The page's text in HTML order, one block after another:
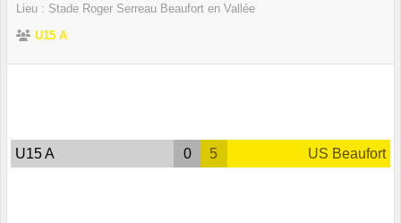
Lieu : Stade Roger Serreau Beaufort en Vallée
U15 A
U15 A 0 5 US Beaufort